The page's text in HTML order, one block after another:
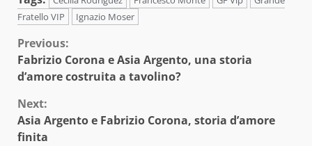
Fratello VIP
Ignazio Moser
Continue
Reading
Previous:
Fabrizio Corona e Asia Argento, una storia
d’amore costruita a tavolino?
Next:
Asia Argento e Fabrizio Corona, storia d’amore
finita